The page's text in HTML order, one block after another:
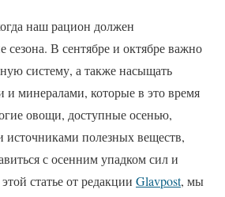
наш рацион должен
сезона. В сентябре и октябре важно
систему, а также насыщать
и минералами, которые в это время
овощи, доступные осенью,
источниками полезных веществ,
с осенним упадком сил и
статье от редакции Glavpost, мы